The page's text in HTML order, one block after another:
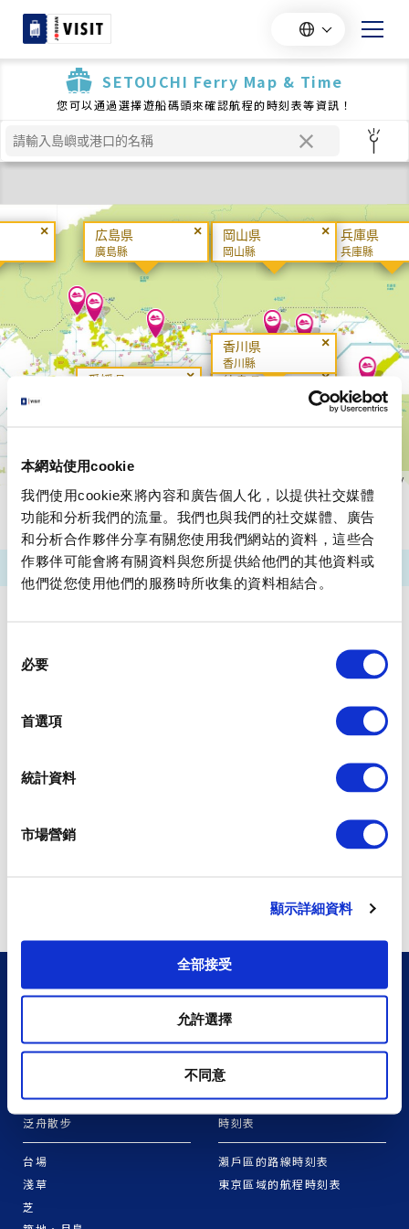
本網站使用cookie
我們使用cookie來將內容和廣告個人化，以提供社交媒體
功能和分析我們的流量。我們也與我們的社交媒體、廣告
和分析合作夥伴分享有關您使用我們網站的資料，這些合
作夥伴可能會將有關資料與您所提供給他們的其他資料或
他們從您使用他們的服務時所收集的資料相結合。
必要
首選項
統計資料
市場營銷
顯示詳細資料
全部接受
允許選擇
不同意
SETOUCHI Ferry Map & Time
您可以通過選擇遊船碼頭來確認航程的時刻表等資訊！
請注意：以上資訊使用的是2026年3月31日為止的數據。有可能並非
是最新數據，還請注意。
三重・東紀州版
交通路線查詢
泛舟散步
台場
淺草
芝
時刻表
瀨戶區的路線時刻表
東京區域的航程時刻表